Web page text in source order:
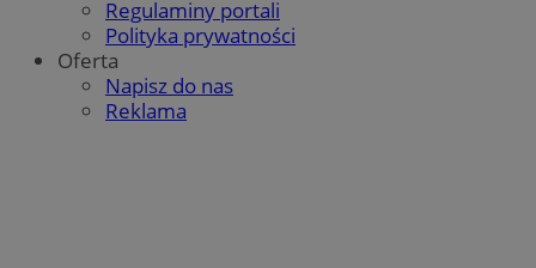
Regulaminy portali
Polityka prywatności
Oferta
Napisz do nas
Reklama